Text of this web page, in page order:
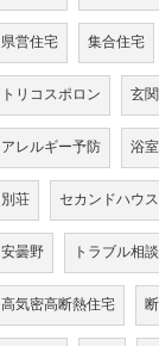
県営住宅 集合住宅
トリコスポロン 玄関
アレルギー予防 浴室
別荘 セカンドハウス
安曇野 トラブル相談
高気密高断熱住宅